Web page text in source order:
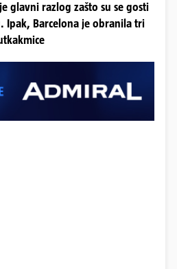
glavni razlog zašto su se gosti
Ipak, Barcelona je obranila tri